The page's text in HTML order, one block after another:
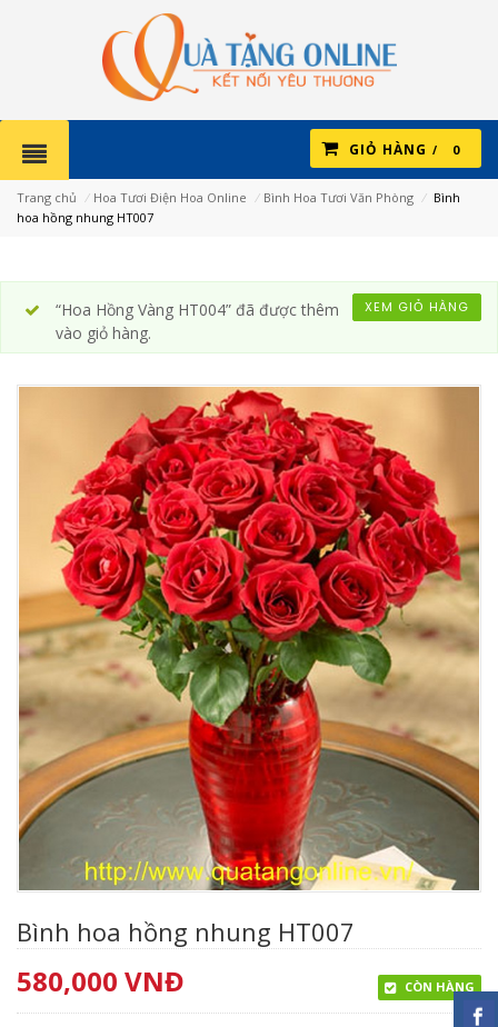
GIỎ HÀNG 0
Trang chủ ⁄ Hoa Tươi Điện Hoa Online ⁄ Bình Hoa Tươi Văn Phòng ⁄ Bình
hoa hồng nhung HT007
XEM GIỎ HÀNG
“Hoa Hồng Vàng HT004” đã được thêm
vào giỏ hàng.
Bình hoa hồng nhung HT007
580,000 VNĐ CÒN HÀNG